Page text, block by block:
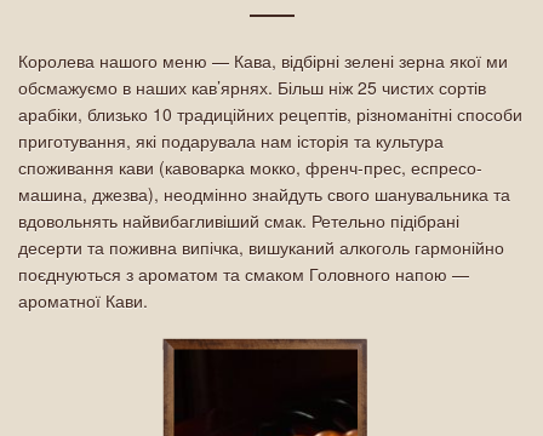
Королева нашого меню — Кава, відбірні зелені зерна якої ми
обсмажуємо в наших кав’ярнях. Більш ніж 25 чистих сортів
арабіки, близько 10 традиційних рецептів, різноманітні способи
приготування, які подарувала нам історія та культура
споживання кави (кавоварка мокко, френч-прес, еспресо-
машина, джезва), неодмінно знайдуть свого шанувальника та
вдовольнять найвибагливіший смак. Ретельно підібрані
десерти та поживна випічка, вишуканий алкоголь гармонійно
поєднуються з ароматом та смаком Головного напою —
ароматної Кави.